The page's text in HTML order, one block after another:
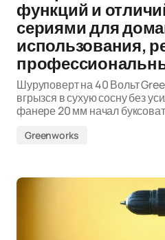
функций и
сериями для
использования,
Шуруповерт на 40 Вольт
вгрызся в сухую сосну без
фанере 20 мм начал
Greenworks